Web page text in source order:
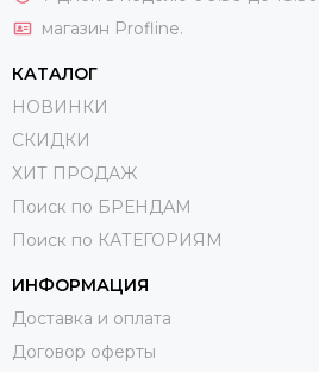
магазин Profline.
КАТАЛОГ
НОВИНКИ
СКИДКИ
ХИТ ПРОДАЖ
Поиск по БРЕНДАМ
Поиск по КАТЕГОРИЯМ
ИНФОРМАЦИЯ
Доставка и оплата
Договор оферты